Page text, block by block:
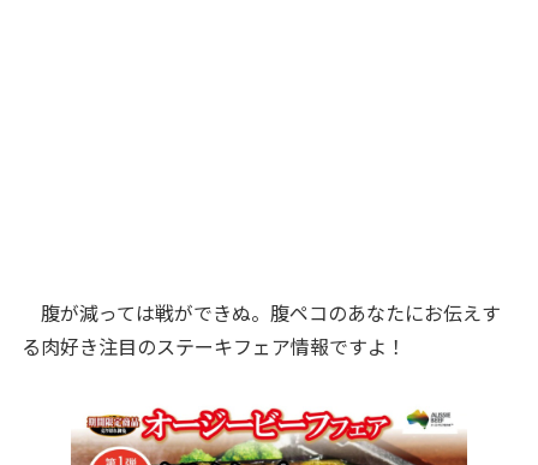
腹が減っては戦ができぬ。腹ペコのあなたにお伝えす
る肉好き注目のステーキフェア情報ですよ！